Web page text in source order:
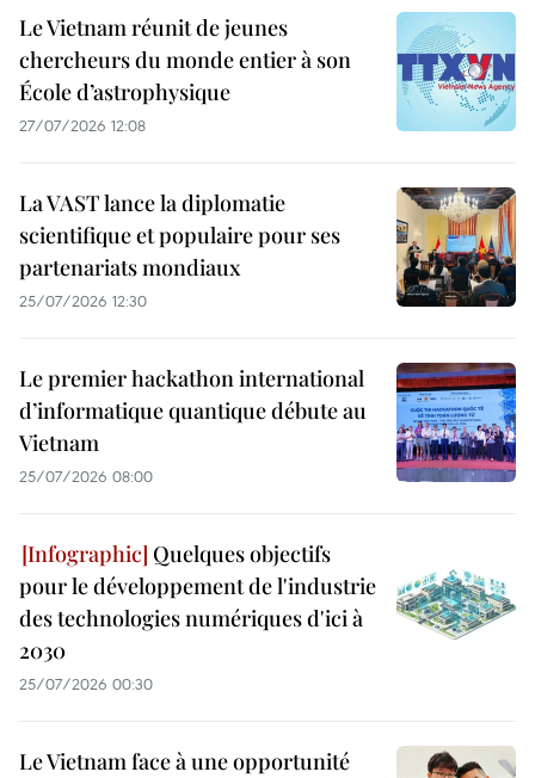
Le Vietnam réunit de jeunes
chercheurs du monde entier à son
École d’astrophysique
27/07/2026 12:08
La VAST lance la diplomatie
scientifique et populaire pour ses
partenariats mondiaux
25/07/2026 12:30
Le premier hackathon international
d’informatique quantique débute au
Vietnam
25/07/2026 08:00
Quelques objectifs
pour le développement de l'industrie
des technologies numériques d'ici à
2030
25/07/2026 00:30
Le Vietnam face à une opportunité